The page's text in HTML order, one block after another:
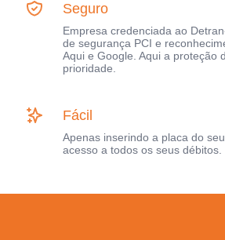
Seguro
Empresa credenciada ao
de segurança PCI e
Aqui e Google. Aqui a proteção
prioridade.
Fácil
Apenas inserindo a placa do
acesso a todos os seus débitos.